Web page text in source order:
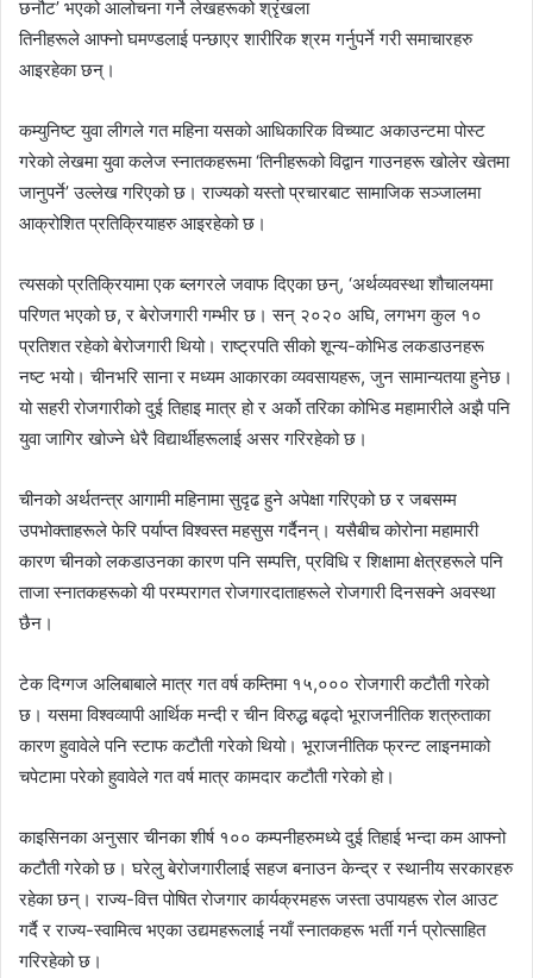
छनौट’ भएको आलोचना गर्ने लेखहरूको श्रृंखला
तिनीहरूले आफ्नो घमण्डलाई पन्छाएर शारीरिक श्रम गर्नुपर्ने गरी समाचारहरु
आइरहेका छन्।
कम्युनिष्ट युवा लीगले गत महिना यसको आधिकारिक विच्याट अकाउन्टमा पोस्ट
गरेको लेखमा युवा कलेज स्नातकहरूमा ‘तिनीहरूको विद्वान गाउनहरू खोलेर खेतमा
जानुपर्ने’ उल्लेख गरिएको छ। राज्यको यस्तो प्रचारबाट सामाजिक सञ्जालमा
आक्रोशित प्रतिक्रियाहरु आइरहेको छ।
त्यसको प्रतिक्रियामा एक ब्लगरले जवाफ दिएका छन्, ‘अर्थव्यवस्था शौचालयमा
परिणत भएको छ, र बेरोजगारी गम्भीर छ। सन् २०२० अघि, लगभग कुल १०
प्रतिशत रहेको बेरोजगारी थियो। राष्ट्रपति सीको शून्य-कोभिड लकडाउनहरू
नष्ट भयो। चीनभरि साना र मध्यम आकारका व्यवसायहरू, जुन सामान्यतया हुनेछ।
यो सहरी रोजगारीको दुई तिहाइ मात्र हो र अर्को तरिका कोभिड महामारीले अझै पनि
युवा जागिर खोज्‍ने धेरै विद्यार्थीहरूलाई असर गरिरहेको छ।
चीनको अर्थतन्त्र आगामी महिनामा सुदृढ हुने अपेक्षा गरिएको छ र जबसम्म
उपभोक्ताहरूले फेरि पर्याप्त विश्वस्त महसुस गर्दैनन्। यसैबीच कोरोना महामारी
कारण चीनको लकडाउनका कारण पनि सम्पत्ति, प्रविधि र शिक्षामा क्षेत्रहरूले पनि
ताजा स्नातकहरूको यी परम्परागत रोजगारदाताहरूले रोजगारी दिनसक्‍ने अवस्था
छैन।
टेक दिग्गज अलिबाबाले मात्र गत वर्ष कम्तिमा १५,००० रोजगारी कटौती गरेको
छ। यसमा विश्वव्यापी आर्थिक मन्दी र चीन विरुद्ध बढ्दो भूराजनीतिक शत्रुताका
कारण हुवावेले पनि स्टाफ कटौती गरेको थियो। भूराजनीतिक फ्रन्ट लाइनमाको
चपेटामा परेको हुवावेले गत वर्ष मात्र कामदार कटौती गरेको हो।
काइसिनका अनुसार चीनका शीर्ष १०० कम्पनीहरुमध्ये दुई तिहाई भन्दा कम आफ्नो
कटौती गरेको छ। घरेलु बेरोजगारीलाई सहज बनाउन केन्द्र र स्थानीय सरकारहरु
रहेका छन्। राज्य-वित्त पोषित रोजगार कार्यक्रमहरू जस्ता उपायहरू रोल आउट
गर्दै र राज्य-स्वामित्व भएका उद्यमहरूलाई नयाँ स्नातकहरू भर्ती गर्न प्रोत्साहित
गरिरहेको छ।